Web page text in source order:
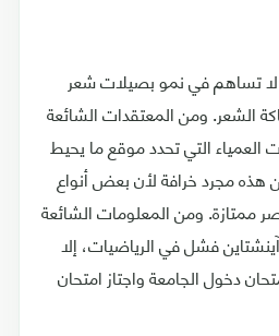
لا تساهم في نمو بصيلات شعر
الشعر. ومن المعتقدات الشائعة
العمياء التي تحدد موقع ما يحيط
هذه مجرد خرافة لأن بعض أنواع
ممتازة. ومن المعلومات الشائعة
فشل في الرياضيات، إلا
دخول الجامعة واجتاز امتحان